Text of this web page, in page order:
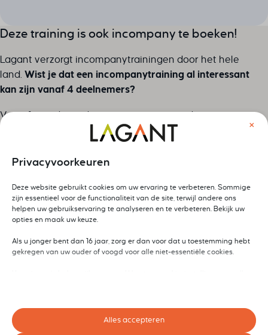
Deze training is ook incompany te boeken!
Lagant verzorgt incompanytrainingen door het hele
land. Wist je dat een incompanytraining al interessant
kan zijn vanaf 4 deelnemers?
Voorafgaand aan de incompanytraining doen we een
uitgebreide intake. We duiken samen in de vragen en
voorbeelden die aansluiten op jullie dagelijkse
werkzaamheden. Zo weet je zeker dat je alles wat je leert,
Ja, neem contact met mij op
Sectie
Naam
Privacyvoorkeuren
×
Deze website gebruikt cookies om uw ervaring te verbeteren. Sommige
zijn essentieel voor de functionaliteit van de site, terwijl andere ons
helpen uw gebruikservaring te analyseren en te verbeteren. Bekijk uw
opties en maak uw keuze.
Als u jonger bent dan 16 jaar, zorg er dan voor dat u toestemming hebt
gekregen van uw ouder of voogd voor alle niet-essentiële cookies.
Houd er rekening mee dat als u ervoor kiest bepaalde soorten cookies
Alles accepteren